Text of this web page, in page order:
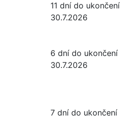
11 dní do ukončení
30.7.2026
6 dní do ukončení
30.7.2026
7 dní do ukončení